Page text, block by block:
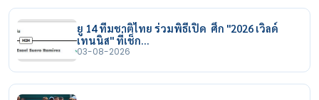
ยู 14 ทีมชาติไทย ร่วมพิธีเปิด ศึก "2026 เวิลด์
เทนนิส" ที่เช็ก…
03-08-2026